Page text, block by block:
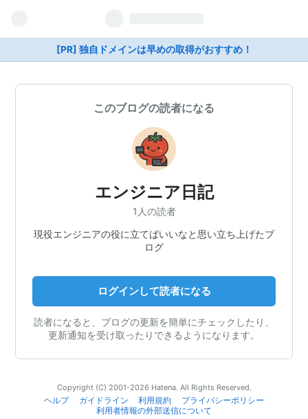
[PR] 独自ドメインは早めの取得がおすすめ！
このブログの読者になる
エンジニア日記
1人の読者
現役エンジニアの役に立てばいいなと思い立ち上げたブ
ログ
ログインして読者になる
読者になると、ブログの更新を簡単にチェックしたり、
更新通知を受け取ったりできるようになります。
Copyright (C) 2001-2026 Hatena. All Rights Reserved.
ヘルプ
ガイドライン 利用規約
プライバシーポリシー
利用者情報の外部送信について